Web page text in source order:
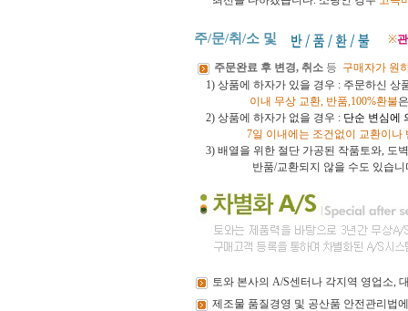
주/문/취/소 및 ※
주문완료 후 변경, 취소 등 구매자가 원
1) 상품에 하자가 있을 경우 : 주문하신 상
이내 무상 교환, 반품,100%환불
2) 상품에 하자가 없을 경우 : 단순 변심에
7일 이내에는 조건없이 교환이나
3) 배열을 위한 절단 가공된 작품토와, 도
반품/교환되지 않을 수도 있습니
토와 본사의 A/S센터나 각지역 영업소,
제조물 품질경영 및 공산품 안전관리법